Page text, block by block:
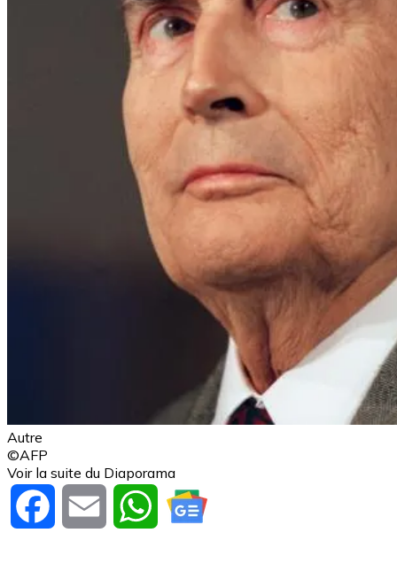
Autre
©AFP
Voir la suite du Diaporama
Facebook Email WhatsApp